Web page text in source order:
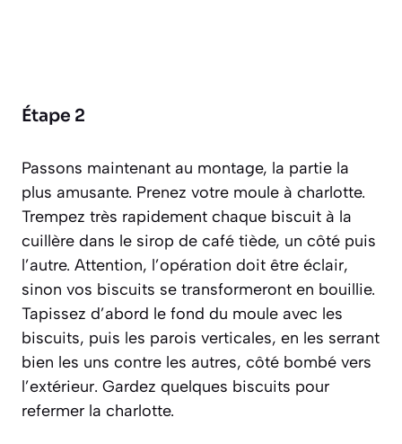
Étape 2
Passons maintenant au montage, la partie la
plus amusante. Prenez votre moule à charlotte.
Trempez très rapidement chaque biscuit à la
cuillère dans le sirop de café tiède, un côté puis
l’autre. Attention, l’opération doit être éclair,
sinon vos biscuits se transformeront en bouillie.
Tapissez d’abord le fond du moule avec les
biscuits, puis les parois verticales, en les serrant
bien les uns contre les autres, côté bombé vers
l’extérieur. Gardez quelques biscuits pour
refermer la charlotte.